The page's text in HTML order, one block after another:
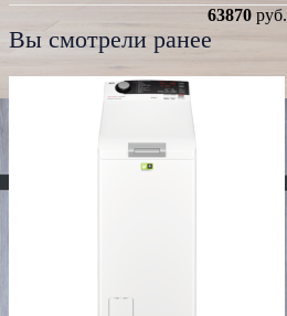
63870 руб.
Вы смотрели ранее